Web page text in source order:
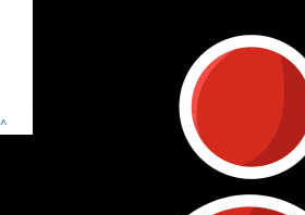
Laura
Het is juni en de QR-code doet het
Ien Verheij
Show more
^